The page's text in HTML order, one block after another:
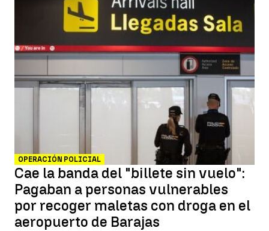
OPERACIÓN POLICIAL
Cae la banda del "billete sin vuelo":
Pagaban a personas vulnerables
por recoger maletas con droga en el
aeropuerto de Barajas